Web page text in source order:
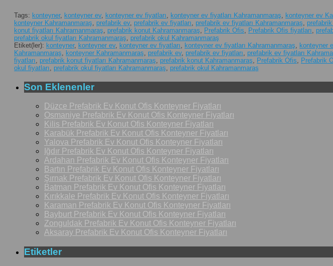
Tags: konteyner, konteyner ev, konteyner ev fiyatları konteyner ev fiyatları Kahramanmaraş konteyner ev
konteyner Kahramanmaraş
prefabrik ev, prefabrik ev fiyatları prefabrik ev fiyatları Kahramanmaraş
konut fiyatları Kahramanmaraş
prefabrik konut Kahramanmaraş Prefabrik Ofis Prefabrik Ofis fiyatları
prefabrik okul fiyatları Kahramanmaraş
prefabrik okul Kahramanmaraş
Etiket(ler): konteyner, konteyner ev, konteyner ev fiyatları konteyner ev fiyatları Kahramanmaraş konteyner
Kahramanmaraş
konteyner Kahramanmaraş prefabrik ev, prefabrik ev fiyatları prefabrik ev fiyatları
fiyatları
prefabrik konut fiyatları Kahramanmaraş prefabrik konut Kahramanmaraş Prefabrik Ofis Prefabrik
okul fiyatları
prefabrik okul fiyatları Kahramanmaraş prefabrik okul Kahramanmaraş
Son Eklenenler
Düzce Prefabrik Ev Konut Ofis Konteyner Fiyatları
Osmaniye Prefabrik Ev Konut Ofis Konteyner Fiyatları
Kilis Prefabrik Ev Konut Ofis Konteyner Fiyatları
Karabük Prefabrik Ev Konut Ofis Konteyner Fiyatları
Yalova Prefabrik Ev Konut Ofis Konteyner Fiyatları
Iğdır Prefabrik Ev Konut Ofis Konteyner Fiyatları
Ardahan Prefabrik Ev Konut Ofis Konteyner Fiyatları
Bartın Prefabrik Ev Konut Ofis Konteyner Fiyatları
Şırnak Prefabrik Ev Konut Ofis Konteyner Fiyatları
Batman Prefabrik Ev Konut Ofis Konteyner Fiyatları
Kırıkkale Prefabrik Ev Konut Ofis Konteyner Fiyatları
Karaman Prefabrik Ev Konut Ofis Konteyner Fiyatları
Bayburt Prefabrik Ev Konut Ofis Konteyner Fiyatları
Zonguldak Prefabrik Ev Konut Ofis Konteyner Fiyatları
Aksaray Prefabrik Ev Konut Ofis Konteyner Fiyatları
Etiketler